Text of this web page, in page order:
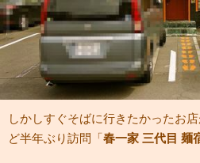
しかしすぐそばに行きたかったお
ど半年ぶり訪問「春一家 三代目 麺